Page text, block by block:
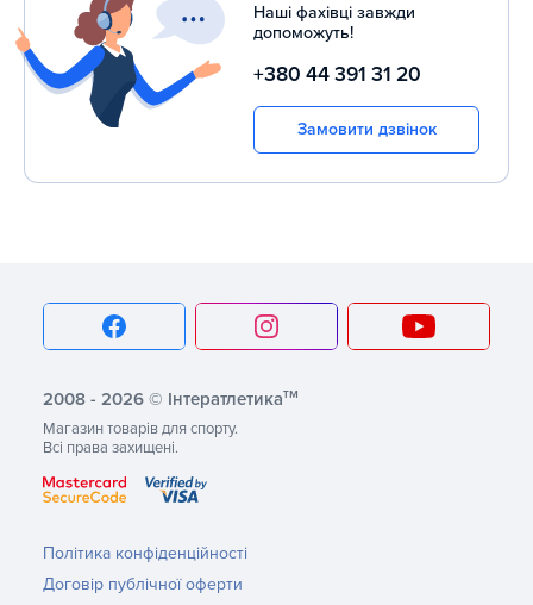
Наші фахівці завжди
допоможуть!
+380 44 391 31 20
Замовити дзвінок
2008 - 2026 © Інтератлетикатм
Магазин товарів для спорту.
Всі права захищені.
Політика конфіденційності
Договір публічної оферти